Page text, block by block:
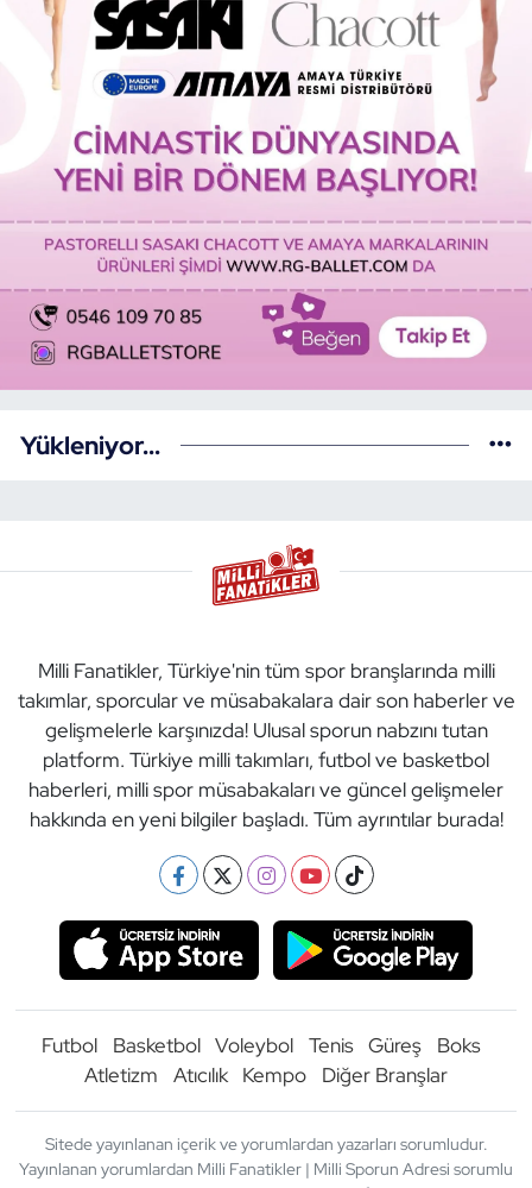
Yükleniyor...
Milli Fanatikler, Türkiye'nin tüm spor branşlarında milli
takımlar, sporcular ve müsabakalara dair son haberler ve
gelişmelerle karşınızda! Ulusal sporun nabzını tutan
platform. Türkiye milli takımları, futbol ve basketbol
haberleri, milli spor müsabakaları ve güncel gelişmeler
hakkında en yeni bilgiler başladı. Tüm ayrıntılar burada!
Futbol Basketbol Voleybol Tenis Güreş
Boks
Atletizm
Atıcılık Kempo Diğer Branşlar
Sitede yayınlanan içerik ve yorumlardan yazarları sorumludur.
Yayınlanan yorumlardan Milli Fanatikler | Milli Sporun Adresi sorumlu